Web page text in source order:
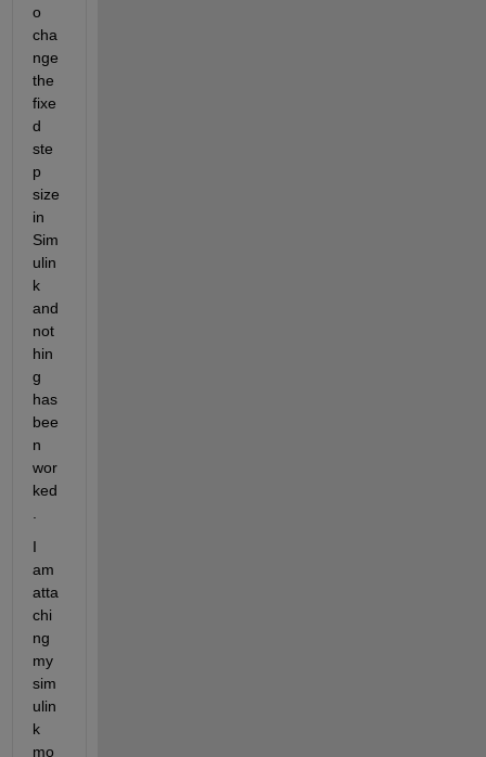
o
cha
nge
the
fixe
d
ste
p
size
in
Sim
ulin
k
and
not
hin
g
has
bee
n
wor
ked
I
am
atta
chi
ng
my
sim
ulin
k
mo